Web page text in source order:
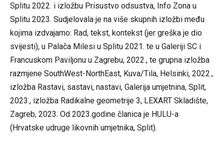
Splitu 2022. i izložbu Prisustvo odsustva, Info Zona u
Splitu 2023. Sudjelovala je na više skupnih izložbi među
kojima izdvajamo: Rad, tekst, kontekst (jer greška je dio
svijesti), u Palača Milesi u Splitu 2021. te u Galeriji SC i
Francuskom Paviljonu u Zagrebu, 2022., te grupna izložba
razmjene SouthWest-NorthEast, Kuva/Tila, Helsinki, 2022.,
izložba Rastavi, sastavi, nastavi, Galerija umjetnina, Split,
2023., izložba Radikalne geometrije 3, LEXART Skladište,
Zagreb, 2023. Od 2023.godine članica je HULU-a
(Hrvatske udruge likovnih umjetnika, Split).